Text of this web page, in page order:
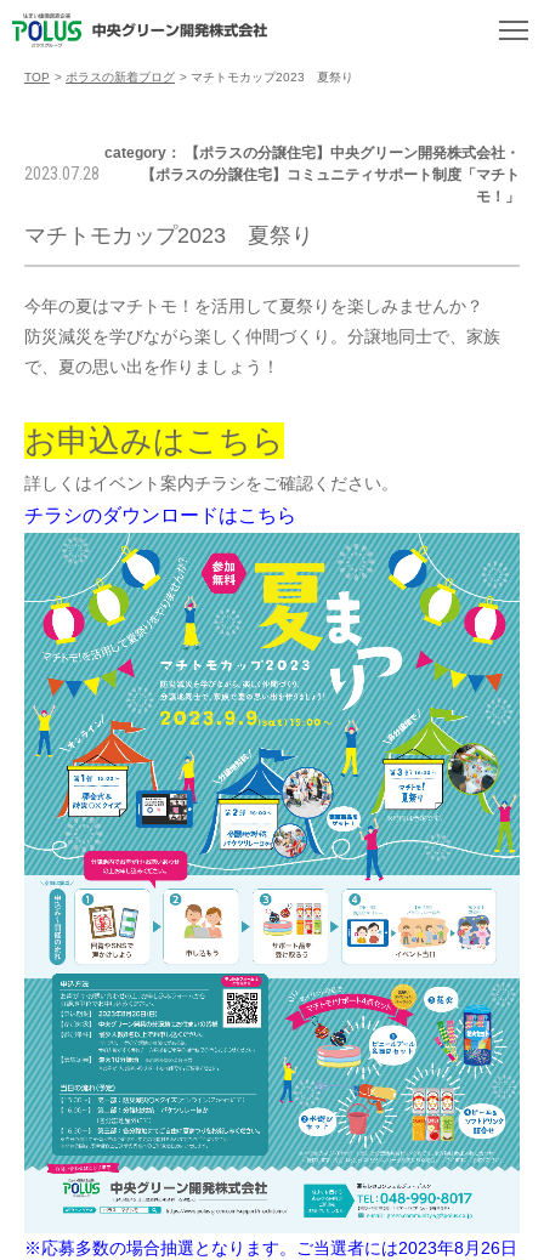
TOP > ポラスの新着ブログ > マチトモカップ2023 夏祭り
2023.07.28
category： 【ポラスの分譲住宅】中央グリーン開発株式会社・
【ポラスの分譲住宅】コミュニティサポート制度「マチト
モ！」
マチトモカップ2023 夏祭り
今年の夏はマチトモ！を活用して夏祭りを楽しみませんか？
防災減災を学びながら楽しく仲間づくり。分譲地同士で、家族
で、夏の思い出を作りましょう！
お申込みはこちら
詳しくはイベント案内チラシをご確認ください。
チラシのダウンロードはこちら
※応募多数の場合抽選となります。ご当選者には2023年8月26日